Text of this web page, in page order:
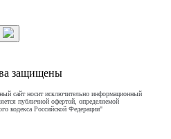
защищены
сайт носит исключительно информационный
публичной офертой, определяемой
кодекса Российской Федерации"